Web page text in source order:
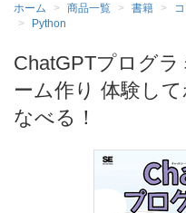
ホーム 商品一覧 書籍
Python
ChatGPTプログ
ーム作り 体験し
なべる！